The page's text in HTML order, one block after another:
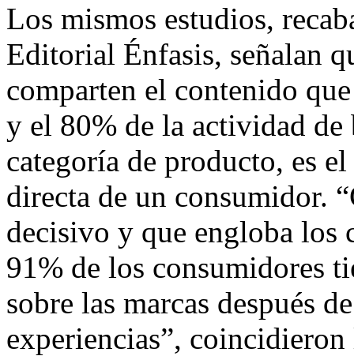
Los mismos estudios,
Editorial Énfasis, señalan
comparten el contenido
y el 80% de la actividad de
categoría de producto, es
directa de un consumidor.
decisivo y que engloba los
91% de los consumidores
sobre las marcas después
experiencias”, coincidieron